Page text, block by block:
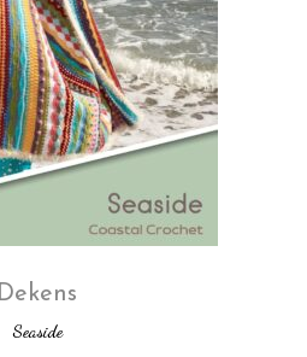
Dekens
Seaside